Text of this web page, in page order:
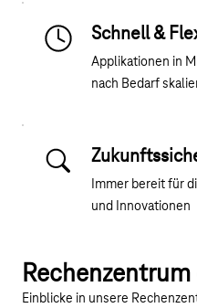
Schnell &
Applikationen in
nach Bedarf
Immer bereit für
und Innovationen
Rechenzentrum
Einblicke in unsere